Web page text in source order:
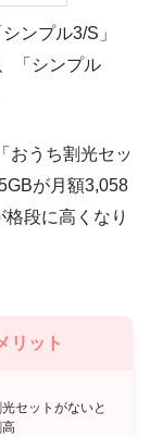
ンプル3/S」
「シンプル
おうち割光セッ
が月額3,058
段に高くなり
リット
セットがないと